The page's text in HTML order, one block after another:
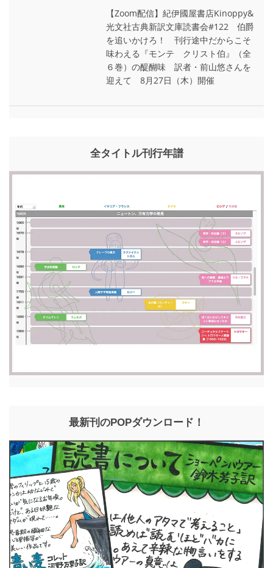
【Zoom配信】紀伊國屋書店Kinoppy&
光文社古典新訳文庫読書会#122 伯爵
を追いかけろ！ 刊行途中だからこそ
味わえる『モンテ゠クリスト伯』（全
６巻）の醍醐味 訳者・前山悠さんを
迎えて 8月27日（木）開催
全タイトル刊行年譜
最新刊のPOPダウンロード！